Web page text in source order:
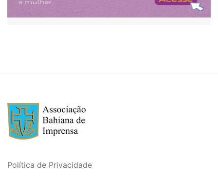
Política de Privacidade